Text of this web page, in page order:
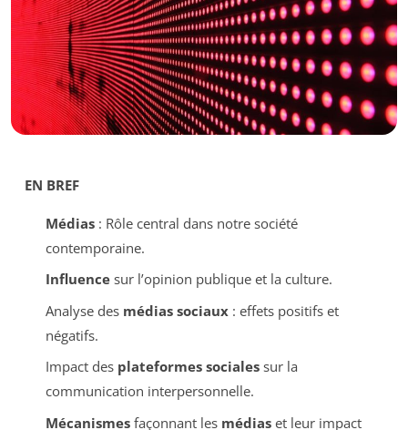
EN BREF
Médias: Rôle central dans notre société
contemporaine.
Influencesur l’opinion publique et la culture.
Analyse des médias sociaux: effets positifs et
négatifs.
Impact des plateformes socialessur la
communication interpersonnelle.
Mécanismesfaçonnant les médiaset leur impact